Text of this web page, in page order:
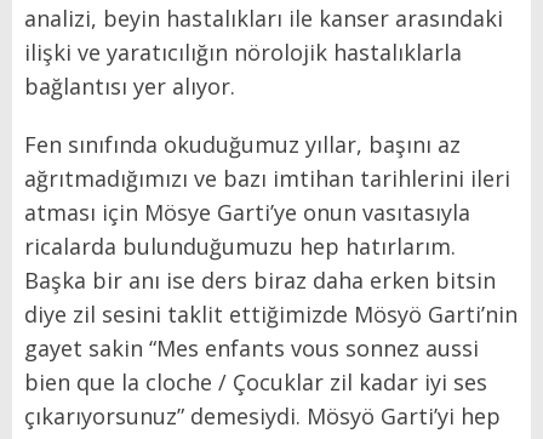
analizi, beyin hastalıkları ile kanser arasındaki
ilişki ve yaratıcılığın nörolojik hastalıklarla
bağlantısı yer alıyor.
Fen sınıfında okuduğumuz yıllar, başını az
ağrıtmadığımızı ve bazı imtihan tarihlerini ileri
atması için Mösye Garti’ye onun vasıtasıyla
ricalarda bulunduğumuzu hep hatırlarım.
Başka bir anı ise ders biraz daha erken bitsin
diye zil sesini taklit ettiğimizde Mösyö Garti’nin
gayet sakin “Mes enfants vous sonnez aussi
bien que la cloche / Çocuklar zil kadar iyi ses
çıkarıyorsunuz” demesiydi. Mösyö Garti’yi hep